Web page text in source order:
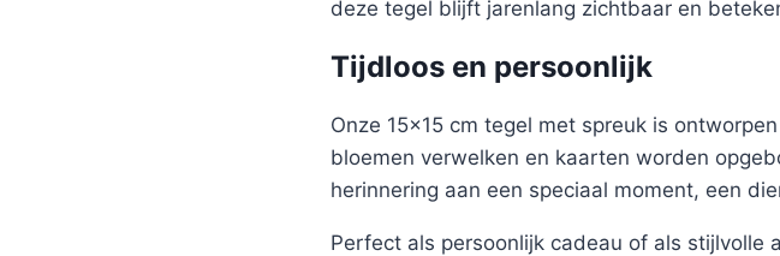
deze tegel blijft jarenlang zichtbaar en
Tijdloos en persoonlijk
Onze 15×15 cm tegel met spreuk is
bloemen verwelken en kaarten worden
herinnering aan een speciaal moment, een
Perfect als persoonlijk cadeau of als stijlvolle